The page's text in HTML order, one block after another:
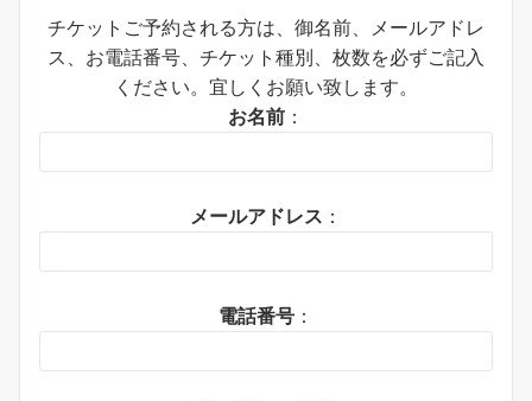
チケットご予約される方は、御名前、メールアドレ
ス、お電話番号、チケット種別、枚数を必ずご記入
ください。宜しくお願い致します。
お名前 ：
メールアドレス ：
電話番号 ：